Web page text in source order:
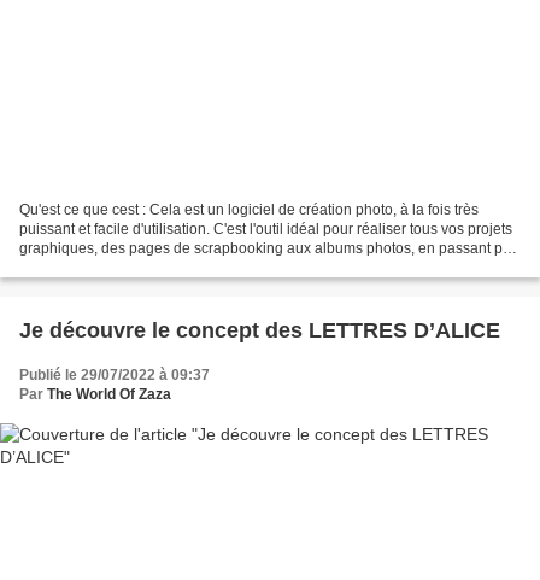
Qu'est ce que cest : Cela est un logiciel de création photo, à la fois très
puissant et facile d'utilisation. C'est l'outil idéal pour réaliser tous vos projets
graphiques, des pages de scrapbooking aux albums photos, en passant par
Je découvre le concept des LETTRES D’ALICE
Publié le 29/07/2022 à 09:37
Par The World Of Zaza